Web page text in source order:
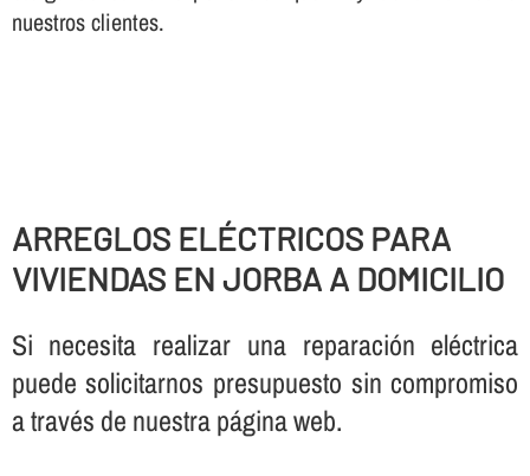
nuestros clientes.
ARREGLOS ELÉCTRICOS PARA
VIVIENDAS EN JORBA A DOMICILIO
Si necesita realizar una reparación eléctrica
puede solicitarnos presupuesto sin compromiso
a través de nuestra página web.